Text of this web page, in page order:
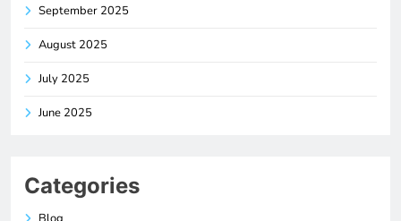
September 2025
August 2025
July 2025
June 2025
Categories